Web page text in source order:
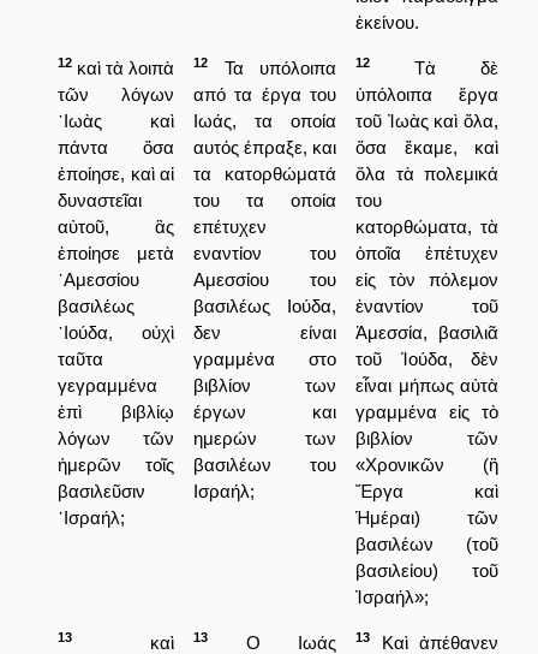
ἐκείνου.
12 καὶ τὰ λοιπὰ
τῶν λόγων
᾿Ιωὰς καὶ
πάντα ὅσα
ἐποίησε, καὶ αἱ
δυναστεῖαι
αὐτοῦ, ἃς
ἐποίησε μετὰ
᾿Αμεσσίου
βασιλέως
᾿Ιούδα, οὐχὶ
ταῦτα
γεγραμμένα
ἐπὶ βιβλίῳ
λόγων τῶν
ἡμερῶν τοῖς
βασιλεῦσιν
᾿Ισραήλ;
12
Τα υπόλοιπα
από τα έργα του
Ιωάς, τα οποία
αυτός έπραξε, και
τα κατορθώματά
του τα οποία
επέτυχεν
εναντίον του
Αμεσσίου του
βασιλέως Ιούδα,
δεν είναι
γραμμένα στο
βιβλίον των
έργων και
ημερών των
βασιλέων του
Ισραήλ;
12
Τὰ δὲ
ὑπόλοιπα ἔργα
τοῦ Ἰωὰς καὶ ὅλα,
ὅσα ἔκαμε, καὶ
ὅλα τὰ πολεμικά
του
κατορθώματα, τὰ
ὁποῖα ἐπέτυχεν
εἰς τὸν πόλεμον
ἐναντίον τοῦ
Ἀμεσσία, βασιλιᾶ
τοῦ Ἰούδα, δὲν
εἶναι μήπως αὐτὰ
γραμμένα εἰς τὸ
βιβλίον τῶν
«Χρονικῶν (ἢ
Ἔργα καὶ
Ἡμέραι) τῶν
βασιλέων (τοῦ
βασιλείου) τοῦ
Ἰσραήλ»;
13
καὶ
13
Ο Ιωάς
13
Καὶ ἀπέθανεν